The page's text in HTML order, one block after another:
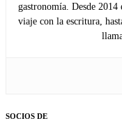
gastronomía. Desde 2014
viaje con la escritura,
SOCIOS DE